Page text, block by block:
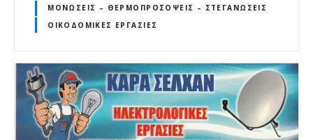
ΜΟΝΏΣΕΙΣ – ΘΕΡΜΟΠΡΟΣΌΨΕΙΣ – ΣΤΕΓΑΝΏΣΕΙΣ
ΟΙΚΟΔΟΜΙΚΈΣ ΕΡΓΑΣΊΕΣ